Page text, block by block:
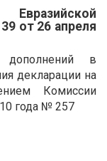
от 26 апреля
в
декларации на
Комиссии
года № 257